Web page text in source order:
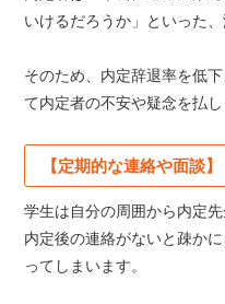
いけるだろうか」といった
そのため、内定辞退率を低
て内定者の不安や疑念を払
【定期的な連絡や面談】
学生は自分の周囲から内定
内定後の連絡がないと疎か
ってしまいます。